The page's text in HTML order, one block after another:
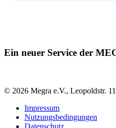
Ein neuer Service der
© 2026 Megra e.V., Leopoldstr.
Impressum
Nutzungsbedingungen
Datenschutz